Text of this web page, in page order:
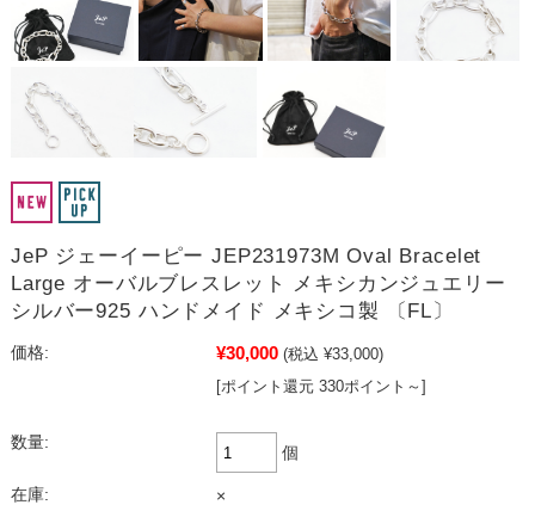
JeP ジェーイーピー JEP231973M Oval Bracelet
Large オーバルブレスレット メキシカンジュエリー
シルバー925 ハンドメイド メキシコ製 〔FL〕
価格: ¥30,000 (税込 ¥33,000)
[ポイント還元 330ポイント～]
数量:
個
在庫: ×